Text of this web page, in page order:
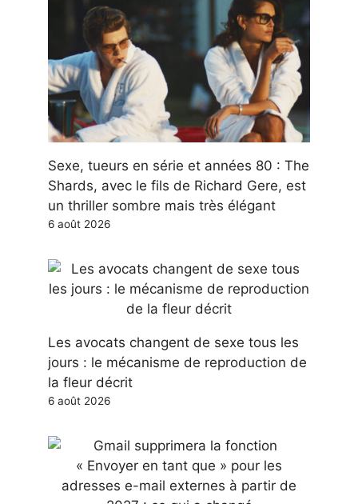
Sexe, tueurs en série et années 80 : The
Shards, avec le fils de Richard Gere, est
un thriller sombre mais très élégant
6 août 2026
Les avocats changent de sexe tous les
jours : le mécanisme de reproduction de
la fleur décrit
6 août 2026